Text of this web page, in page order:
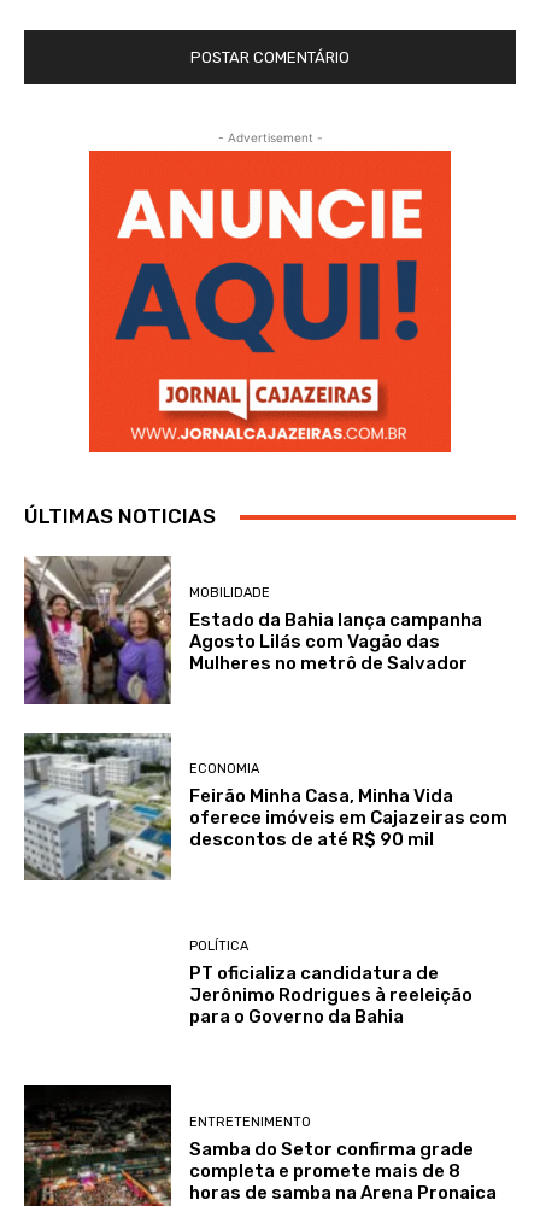
- Advertisement -
ÚLTIMAS NOTICIAS
MOBILIDADE
Estado da Bahia lança campanha
Agosto Lilás com Vagão das
Mulheres no metrô de Salvador
ECONOMIA
Feirão Minha Casa, Minha Vida
oferece imóveis em Cajazeiras com
descontos de até R$ 90 mil
POLÍTICA
PT oficializa candidatura de
Jerônimo Rodrigues à reeleição
para o Governo da Bahia
ENTRETENIMENTO
Samba do Setor confirma grade
completa e promete mais de 8
horas de samba na Arena Pronaica